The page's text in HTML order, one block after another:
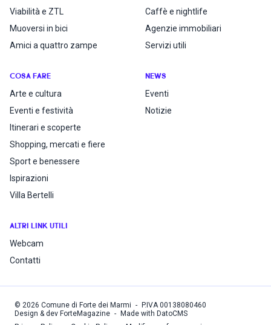
Viabilità e ZTL
Muoversi in bici
Amici a quattro zampe
Caffè e nightlife
Agenzie immobiliari
Servizi utili
COSA FARE
Arte e cultura
Eventi e festività
Itinerari e scoperte
Shopping, mercati e fiere
Sport e benessere
Ispirazioni
Villa Bertelli
NEWS
Eventi
Notizie
ALTRI LINK UTILI
Webcam
Contatti
© 2026 Comune di Forte dei Marmi - P.IVA00138080460
Design & dev ForteMagazine -
Made with DatoCMS